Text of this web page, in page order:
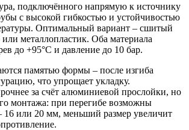
подключённого напрямую к источнику
с высокой гибкостью и устойчивостью
Оптимальный вариант – сшитый
металлопластик. Оба материала
до +95°C и давление до 10 бар.
памятью формы – после изгиба
что упрощает укладку.
за счёт алюминиевой прослойки, но
монтажа: при перегибе возможны
16 или 20 мм, меньший размер увеличит